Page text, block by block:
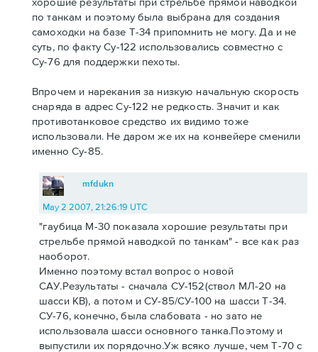
по танкам и поэтому была выбрана для создания
самоходки на базе Т-34 припомнить не могу. Да и не
суть, по факту Су-122 использовались совместно с
Су-76 для поддержки пехоты.
Впрочем и нарекания за низкую начальную скорость
снаряда в адрес Су-122 не редкость. Значит и как
противотанковое средство их видимо тоже
использовали. Не даром же их на конвейере сменили
именно Су-85.
mfdukn
May 2 2007, 21:26:19 UTC
"гаубица М-30 показала хорошие результаты при
стрельбе прямой наводкой по танкам" - все как раз
наоборот.
Именно поэтому встал вопрос о новой
САУ.Результаты - сначала СУ-152(ствол МЛ-20 на
шасси КВ), а потом и СУ-85/СУ-100 на шасси Т-34.
СУ-76, конечно, была слабовата - но зато не
использовала шасси основного танка.Поэтому и
выпустили их порядочно.Уж всяко лучше, чем Т-70 с